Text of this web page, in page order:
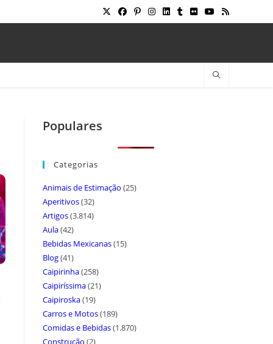
Populares
Categorias
Animais de Estimação (25)
Aperitivos(32)
Artigos(3.814)
Aula(42)
Bebidas Mexicanas(15)
Blog(41)
Caipirinha(258)
Caipiríssima(21)
Caipiroska(19)
Carros e Motos(189)
Comidas e Bebidas(1.870)
Construção (2)